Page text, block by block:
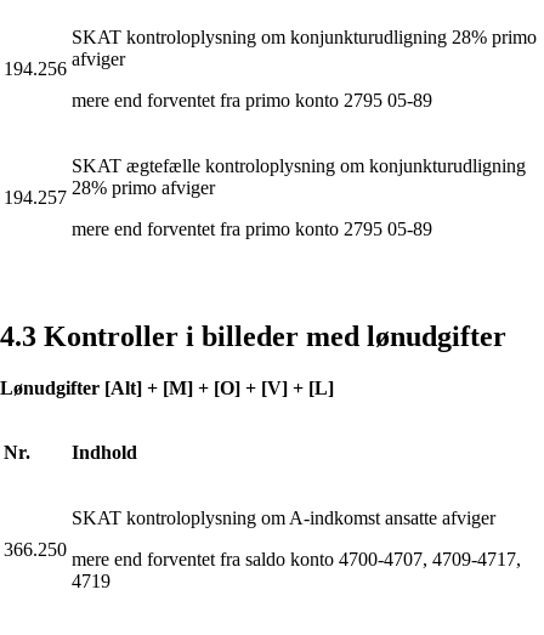
194.256
SKAT kontroloplysning om konjunkturudligning 28% primo
afviger
mere end forventet fra primo konto 2795 05-89
194.257
SKAT ægtefælle kontroloplysning om konjunkturudligning
28% primo afviger
mere end forventet fra primo konto 2795 05-89
4.3 Kontroller i billeder med lønudgifter
Lønudgifter [Alt] + [M] + [O] + [V] + [L]
Nr. Indhold
366.250
SKAT kontroloplysning om A-indkomst ansatte afviger
mere end forventet fra saldo konto 4700-4707, 4709-4717,
4719